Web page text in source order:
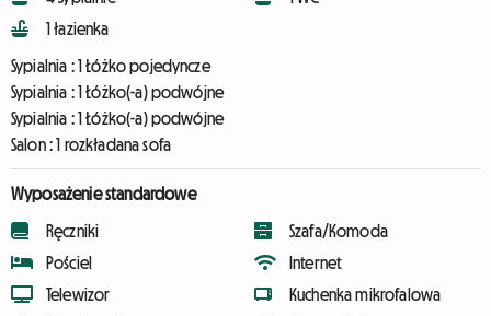
1 łazienka
Sypialnia :1 Łóżko pojedyncze
Sypialnia :1 Łóżko(-a) podwójne
Sypialnia :1 Łóżko(-a) podwójne
Salon :1 rozkładana sofa
Wyposażenie standardowe
Ręczniki
Pościel
Telewizor
Szafa/Komoda
Internet
Kuchenka mikrofalowa